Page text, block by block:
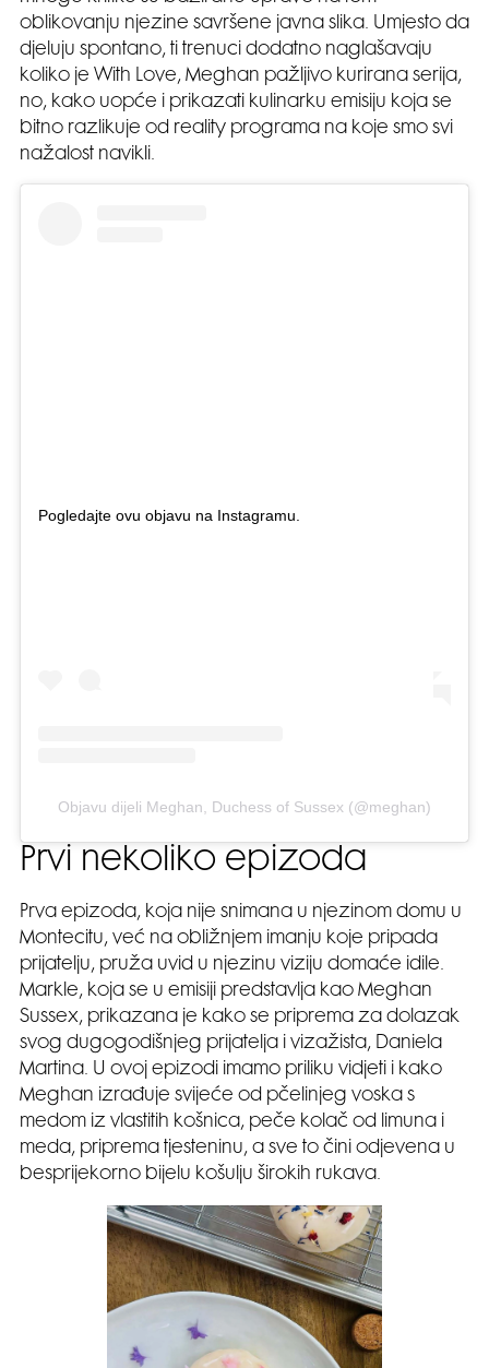
oblikovanju njezine savršene javna slika. Umjesto da
djeluju spontano, ti trenuci dodatno naglašavaju
koliko je With Love, Meghan pažljivo kurirana serija,
no, kako uopće i prikazati kulinarku emisiju koja se
bitno razlikuje od reality programa na koje smo svi
nažalost navikli.
Pogledajte ovu objavu na Instagramu.
Objavu dijeli Meghan, Duchess of Sussex (@meghan)
Prvi nekoliko epizoda
Prva epizoda, koja nije snimana u njezinom domu u
Montecitu, već na obližnjem imanju koje pripada
prijatelju, pruža uvid u njezinu viziju domaće idile.
Markle, koja se u emisiji predstavlja kao Meghan
Sussex, prikazana je kako se priprema za dolazak
svog dugogodišnjeg prijatelja i vizažista, Daniela
Martina. U ovoj epizodi imamo priliku vidjeti i kako
Meghan izrađuje svijeće od pčelinjeg voska s
medom iz vlastitih košnica, peče kolač od limuna i
meda, priprema tjesteninu, a sve to čini odjevena u
besprijekorno bijelu košulju širokih rukava.